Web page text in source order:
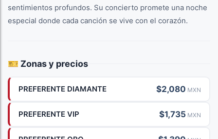
sentimientos profundos. Su concierto promete una noche
especial donde cada canción se vive con el corazón.
🎫 Zonas y precios
PREFERENTE DIAMANTE $2,080 MXN
PREFERENTE VIP $1,735 MXN